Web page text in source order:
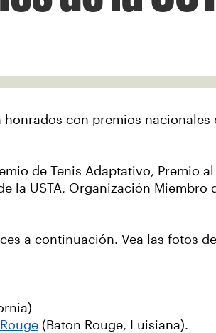
con premios nacionales
de Tenis Adaptativo, Premio
la USTA, Organización Miembro
a continuación. Vea las fotos
(Baton Rouge, Luisiana).